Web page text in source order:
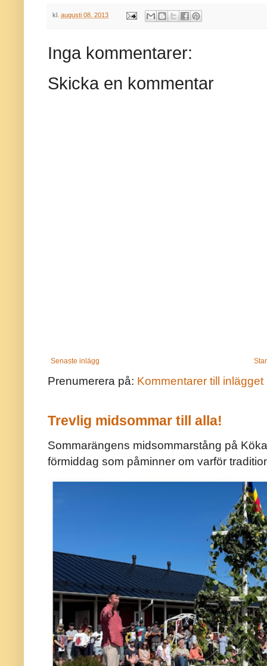
kl. augusti 08, 2013
Inga kommentarer:
Skicka en kommentar
Senaste inlägg
Prenumerera på: Kommentarer till inlägget
Trevlig midsommar till alla!
Sommarängens midsommarstång på
förmiddag som påminner om varför